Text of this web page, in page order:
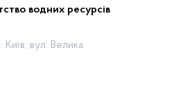
водних ресурсів
Київ, вул. Велика